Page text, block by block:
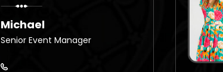
Michael
Senior Event Manager